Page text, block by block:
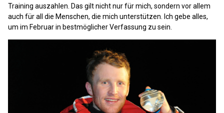
Training auszahlen. Das gilt nicht nur für mich, sondern vor allem
auch für all die Menschen, die mich unterstützen. Ich gebe alles,
um im Februar in bestmöglicher Verfassung zu sein.